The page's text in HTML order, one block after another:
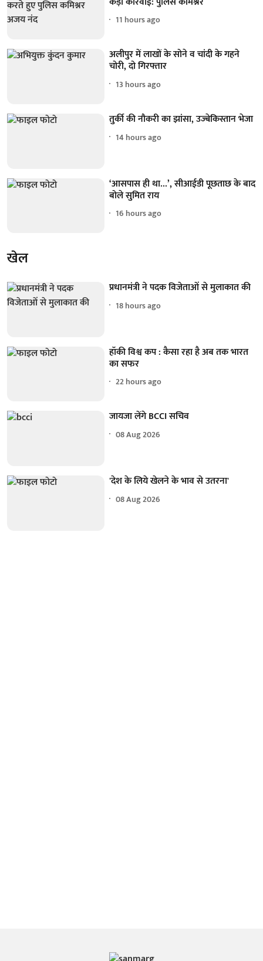
11 hours ago
अलीपुर में लाखों के सोने व चांदी के गहने
चोरी, दो गिरफ्तार
13 hours ago
तुर्की की नौकरी का झांसा, उज्बेकिस्तान भेजा
14 hours ago
‘आसपास ही था...’, सीआईडी पूछताछ के बाद
बोले सुमित राय
16 hours ago
खेल
प्रधानमंत्री ने पदक विजेताओं से मुलाकात की
18 hours ago
हॉकी विश्व कप : कैसा रहा है अब तक भारत
का सफर
22 hours ago
जायजा लेंगे BCCI सचिव
08 Aug 2026
'देश के लिये खेलने के भाव से उतरना'
08 Aug 2026